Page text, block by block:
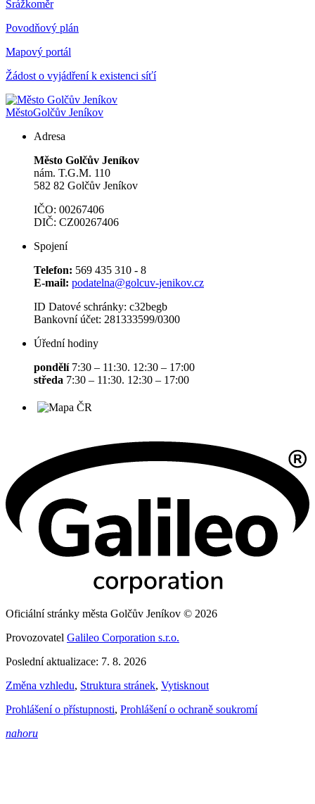
Srážkoměr
Povodňový plán
Mapový portál
Žádost o vyjádření k existenci síťí
MěstoGolčův Jeníkov
Adresa
Město Golčův Jeníkov
nám. T.G.M. 110
582 82 Golčův Jeníkov
IČO: 00267406
DIČ: CZ00267406
Spojení
Telefon: 569 435 310 - 8
E-mail: podatelna@golcuv-jenikov.cz
ID Datové schránky: c32begb
Bankovní účet: 281333599/0300
Úřední hodiny
pondělí7:30 – 11:30. 12:30 – 17:00
středa 7:30 – 11:30. 12:30 – 17:00
Oficiální stránky města Golčův Jeníkov © 2026
Provozovatel Galileo Corporation s.r.o.
Poslední aktualizace: 7. 8. 2026
Změna vzhledu, Struktura stránek, Vytisknout
Prohlášení o přístupnosti, Prohlášení o ochraně soukromí
nahoru